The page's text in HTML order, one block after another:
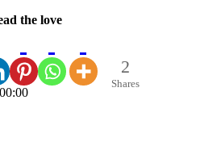
the love
2
Shares